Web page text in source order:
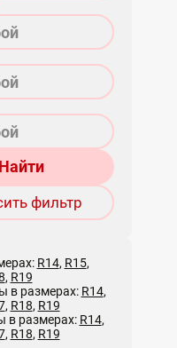
Найти
фильтр
R14, R15,
, R19
в размерах: R14,
, R18, R19
в размерах: R14,
, R18, R19